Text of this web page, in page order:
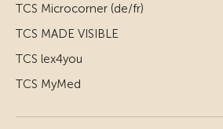
TCS Microcorner (de/fr)
TCS MADE VISIBLE
TCS lex4you
TCS MyMed